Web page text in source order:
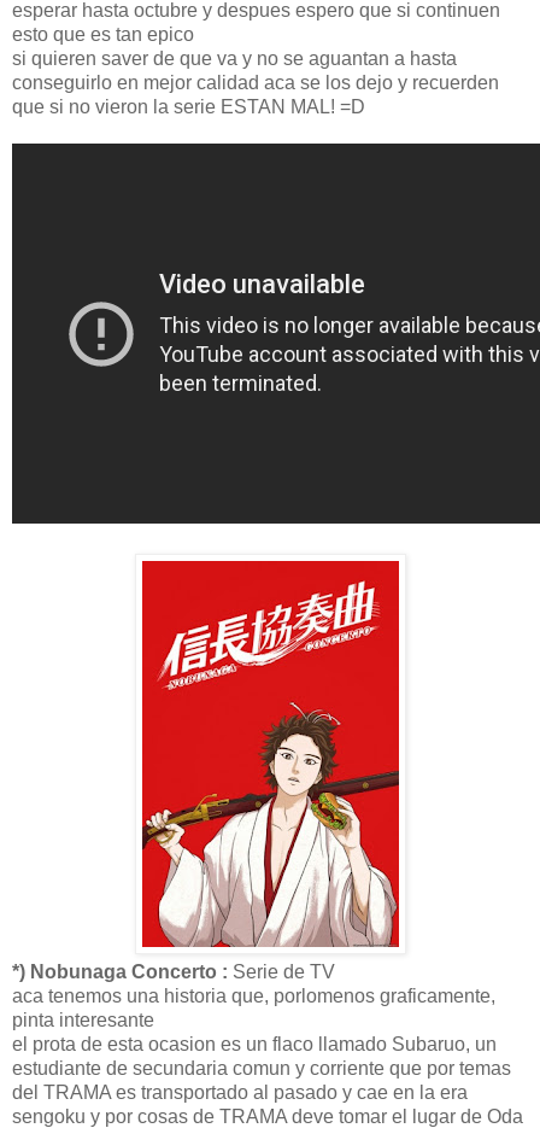
esperar hasta octubre y despues espero que si continuen
esto que es tan epico
si quieren saver de que va y no se aguantan a hasta
conseguirlo en mejor calidad aca se los dejo y recuerden
que si no vieron la serie ESTAN MAL! =D
*) Nobunaga Concerto : Serie de TV
aca tenemos una historia que, porlomenos graficamente,
pinta interesante
el prota de esta ocasion es un flaco llamado Subaruo, un
estudiante de secundaria comun y corriente que por temas
del TRAMA es transportado al pasado y cae en la era
sengoku y por cosas de TRAMA deve tomar el lugar de Oda